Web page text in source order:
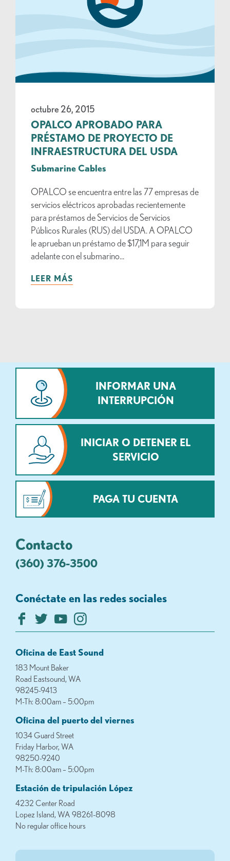
octubre 26, 2015
OPALCO APROBADO PARA
PRÉSTAMO DE PROYECTO DE
INFRAESTRUCTURA DEL USDA
Submarine Cables
OPALCO se encuentra entre las 77 empresas de
servicios eléctricos aprobadas recientemente
para préstamos de Servicios de Servicios
Públicos Rurales (RUS) del USDA. A OPALCO
le aprueban un préstamo de $17,1M para seguir
adelante con el submarino...
LEER MÁS
INFORMAR UNA
INTERRUPCIÓN
INICIAR O DETENER EL
SERVICIO
PAGA TU CUENTA
Contacto
(360) 376-3500
Conéctate en las redes sociales
Oficina de East Sound
183 Mount Baker
Road Eastsound, WA
98245-9413
M-Th: 8:00am – 5:00pm
Oficina del puerto del viernes
1034 Guard Street
Friday Harbor, WA
98250-9240
M-Th: 8:00am – 5:00pm
Estación de tripulación López
4232 Center Road
Lopez Island, WA 98261-8098
No regular office hours